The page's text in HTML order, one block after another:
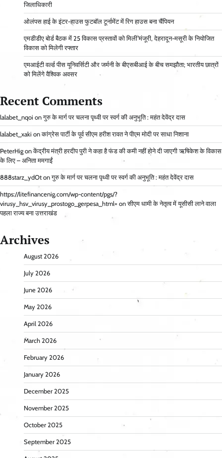
जिलाधिकारी
ओलंपस हाई के इंटर-हाउस फुटबॉल टूर्नामेंट में रिग हाउस बना चैंपियन
एमडीडीए बोर्ड बैठक में 25 विकास प्रस्तावों को मिली मंजूरी, देहरादून-मसूरी के नियोजित
विकास को मिलेगी रफ्तार
एमआईटी वर्ल्ड पीस यूनिवर्सिटी और जर्मनी के बीएसबीआई के बीच समझौता; भारतीय छात्रों
को मिलेंगे वैश्विक अवसर
Recent Comments
lalabet_nqoi onगुरु के मार्ग पर चलना पृथ्वी पर स्वर्ग की अनुभूति : महंत देवेंद्र दास
lalabet_xaki onकांग्रेस पार्टी के पूर्व सीएम हरीश रावत ने पीएम मोदी पर साधा निशाना
PeterHig onकेंद्रीय मंत्री हरदीप पुरी ने कहा है फंड की कमी नहीं होने दी जाएगी ऋषिकेश के विकास
के लिए – अनिता ममगाईं
888starz_ydOt onगुरु के मार्ग पर चलना पृथ्वी पर स्वर्ग की अनुभूति : महंत देवेंद्र दास
https://litefinancenig.com/wp-content/pgs/?
virusy_hsv_virusy_prostogo_gerpesa_html= onसीएम धामी के नेतृत्व में यूसीसी लाने वाला
पहला राज्य बना उत्तराखंड
Archives
August 2026
July 2026
June 2026
May 2026
April 2026
March 2026
February 2026
January 2026
December 2025
November 2025
October 2025
September 2025